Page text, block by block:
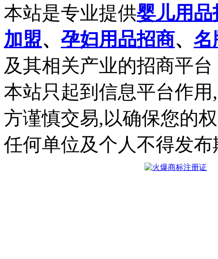
本站是专业提供婴儿用品
加盟、 孕妇用品招商、 名
及其相关产业的招商平台
本站只起到信息平台作
方谨慎交易,以确保您的
任何单位及个人不得发